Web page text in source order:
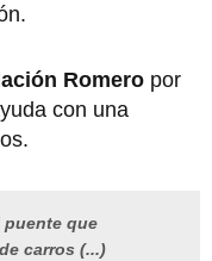
Romero por
con una
puente que
carros (...)